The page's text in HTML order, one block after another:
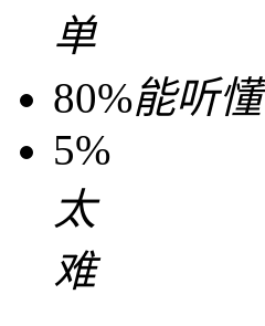
单
80%能听懂
5%
太
难